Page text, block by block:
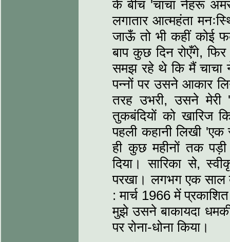
के बीच 'चाचा नेहरू
लगातार आत्महंता
जाऊँ तो भी कहीं कोई
बाप कुछ दिन रोएँगे,
समझ रहे थे कि मैं चाचा
पन्नों पर उसने आकार
तरह उभरी, उसने
तुकबंदियों को खारिज
पहली कहानी लिखी 'एक
ही कुछ महीनों तक
दिया। सारिका से,
परखा। लगभग एक साल
: मार्च 1966 में
मुझे उसने बाकायदा
पर रोना-धोना किया।